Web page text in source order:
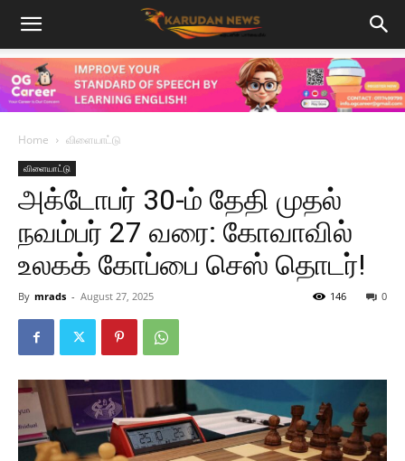
Home விளையாட்டு
விளையாட்டு
அக்டோபர் 30-ம் தேதி முதல்
நவம்பர் 27 வரை: கோவாவில்
உலகக் கோப்பை செஸ் தொடர்!
By mrads - August 27, 2025 0
146